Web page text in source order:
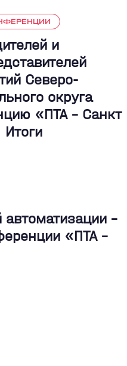
и
Северо-
округа
«ПТА – Санкт
-
«ПТА –